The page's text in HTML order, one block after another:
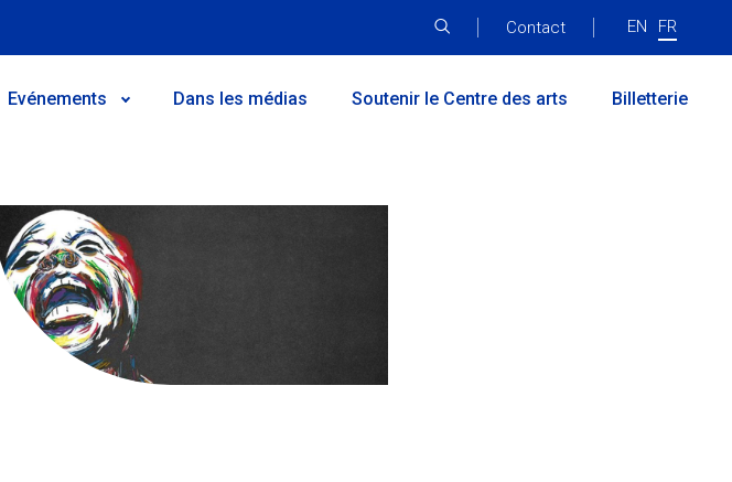
Menu
Contact EN FR
Evénements Dans les médias Soutenir le Centre des arts Billetterie